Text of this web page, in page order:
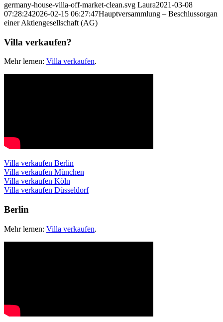
germany-house-villa-off-market-clean.svg Laura2021-03-08
07:28:242026-02-15 06:27:47Hauptversammlung – Beschlussorgan
einer Aktiengesellschaft (AG)
Villa verkaufen?
Mehr lernen: Villa verkaufen.
Villa verkaufen Berlin
Villa verkaufen München
Villa verkaufen Köln
Villa verkaufen Düsseldorf
Berlin
Mehr lernen: Villa verkaufen.